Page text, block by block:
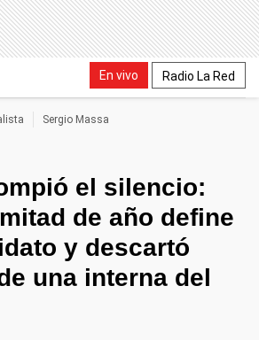
En vivo Radio La Red
Sergio Massa
el silencio:
de año define
y descartó
una interna del